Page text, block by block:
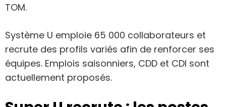
TOM.
Système U emploie 65 000 collaborateurs et
recrute des profils variés afin de renforcer ses
équipes. Emplois saisonniers, CDD et CDI sont
actuellement proposés.